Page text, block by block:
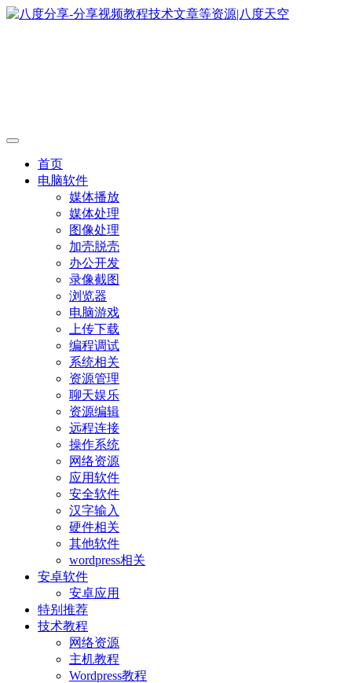
首页
电脑软件
媒体播放
媒体处理
图像处理
加壳脱壳
办公开发
录像截图
浏览器
电脑游戏
上传下载
编程调试
系统相关
资源管理
聊天娱乐
资源编辑
远程连接
操作系统
网络资源
应用软件
安全软件
汉字输入
硬件相关
其他软件
wordpress相关
安卓软件
安卓应用
特别推荐
技术教程
网络资源
主机教程
Wordpress教程